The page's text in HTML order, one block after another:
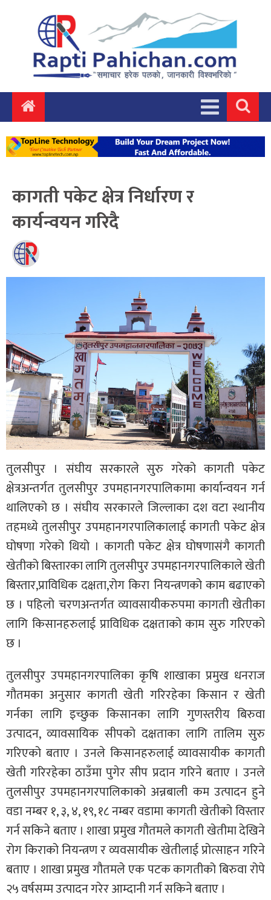
कागती पकेट क्षेत्र निर्धारण र
कार्यन्वयन गरिदै
तुलसीपुर । संघीय सरकारले सुरु गरेको कागती पकेट
क्षेत्रअन्तर्गत तुलसीपुर उपमहानगरपालिकामा कार्यान्वयन गर्न
थालिएको छ । संघीय सरकारले जिल्लाका दश वटा स्थानीय
तहमध्ये तुलसीपुर उपमहानगरपालिकालाई कागती पकेट क्षेत्र
घोषणा गरेको थियो । कागती पकेट क्षेत्र घोषणासंगै कागती
खेतीको बिस्तारका लागि तुलसीपुर उपमहानगरपालिकाले खेती
बिस्तार,प्राविधिक दक्षता,रोग किरा नियन्त्रणको काम बढाएको
छ । पहिलो चरणअन्तर्गत व्यावसायीकरुपमा कागती खेतीका
लागि किसानहरुलाई प्राविधिक दक्षताको काम सुरु गरिएको
छ ।
तुलसीपुर उपमहानगरपालिका कृषि शाखाका प्रमुख धनराज
गौतमका अनुसार कागती खेती गरिरहेका किसान र खेती
गर्नका लागि इच्छुक किसानका लागि गुणस्तरीय बिरुवा
उत्पादन, व्यावसायिक सीपको दक्षताका लागि तालिम सुरु
गरिएको बताए । उनले किसानहरुलाई व्यावसायीक कागती
खेती गरिरहेका ठाउँमा पुगेर सीप प्रदान गरिने बताए । उनले
तुलसीपुर उपमहानगरपालिकाको अन्नबाली कम उत्पादन हुने
वडा नम्बर १, ३, ४, १९, १८ नम्बर वडामा कागती खेतीको विस्तार
गर्न सकिने बताए । शाखा प्रमुख गौतमले कागती खेतीमा देखिने
रोग किराको नियन्त्रण र व्यवसायीक खेतीलाई प्रोत्साहन गरिने
बताए । शाखा प्रमुख गौतमले एक पटक कागतीको बिरुवा रोपे
२५ वर्षसम्म उत्पादन गरेर आम्दानी गर्न सकिने बताए ।